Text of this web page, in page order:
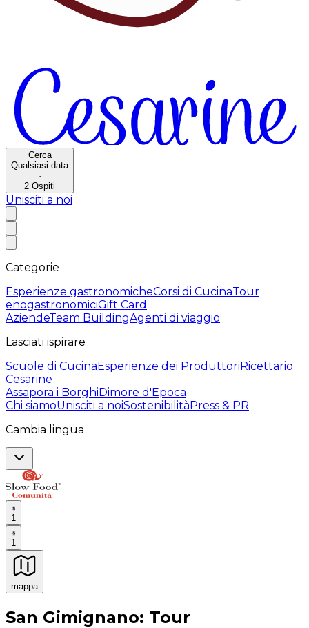
Cerca
Qualsiasi data
·
2 Ospiti
Unisciti a noi
Categorie
Esperienze gastronomicheCorsi di CucinaTour
enogastronomiciGift Card
AziendeTeam BuildingAgenti di viaggio
Lasciati ispirare
Scuole di CucinaEsperienze dei ProduttoriRicettario
Cesarine
Assapora i BorghiDimore d'Epoca
Chi siamoUnisciti a noiSostenibilitàPress & PR
Cambia lingua
1
1
mappa
Esperienze culinarie indimenticabili: Esperienze
San Gimignano: Tour